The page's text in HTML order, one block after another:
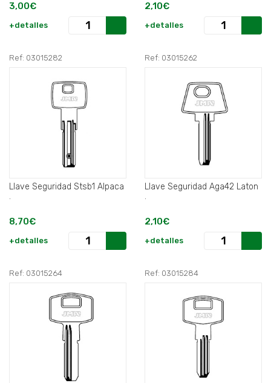
3,00€
+detalles
2,10€
+detalles
Ref: 03015282
Llave Seguridad Stsb1 Alpaca
.
8,70€
+detalles
Ref: 03015262
Llave Seguridad Aga42 Laton
.
2,10€
+detalles
Ref: 03015264 Ref: 03015284